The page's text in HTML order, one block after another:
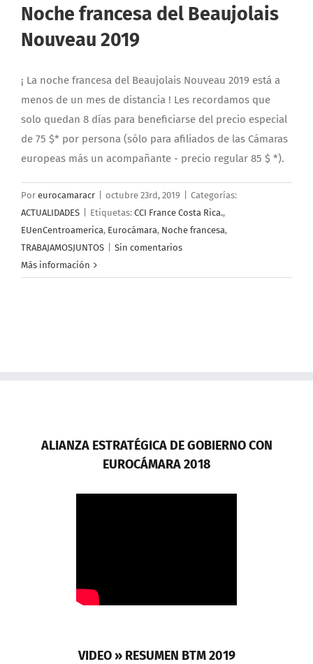
Noche francesa del Beaujolais
Nouveau 2019
¡ La noche francesa del Beaujolais Nouveau 2019 está a
menos de un mes de distancia ! Les recordamos que
solo quedan 8 días para beneficiarse del precio especial
de 75 $* por persona (sólo para afiliados de las Cámaras
europeas más un acompañante - precio regular 85 $ *).
Por eurocamaracr octubre 23rd, 2019
Categorías:
ACTUALIDADES
Etiquetas: CCI France Costa Rica.,
EUenCentroamerica, Eurocámara, Noche francesa,
TRABAJAMOSJUNTOS
Sin comentarios
Más información
ALIANZA ESTRATÉGICA DE GOBIERNO CON
EUROCÁMARA 2018
VIDEO » RESUMEN BTM 2019